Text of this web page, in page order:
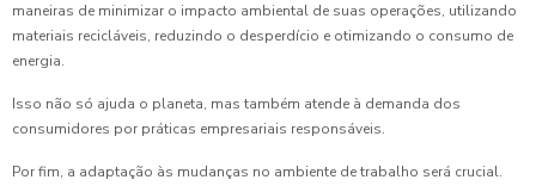
maneiras de minimizar o impacto ambiental de suas operações, utilizando
materiais recicláveis, reduzindo o desperdício e otimizando o consumo de
energia.
Isso não só ajuda o planeta, mas também atende à demanda dos
consumidores por práticas empresariais responsáveis.
Por fim, a adaptação às mudanças no ambiente de trabalho será crucial.